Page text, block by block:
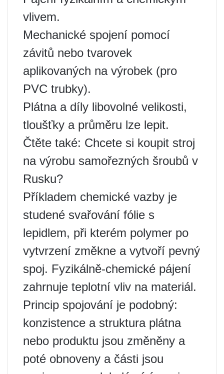
vlivem.
Mechanické spojení pomocí
závitů nebo tvarovek
aplikovaných na výrobek (pro
PVC trubky).
Plátna a díly libovolné velikosti,
tloušťky a průměru lze lepit.
Čtěte také: Chcete si koupit stroj
na výrobu samořezných šroubů v
Rusku?
Příkladem chemické vazby je
studené svařování fólie s
lepidlem, při kterém polymer po
vytvrzení změkne a vytvoří pevný
spoj. Fyzikálně-chemické pájení
zahrnuje teplotní vliv na materiál.
Princip spojování je podobný:
konzistence a struktura plátna
nebo produktu jsou změněny a
poté obnoveny a části jsou